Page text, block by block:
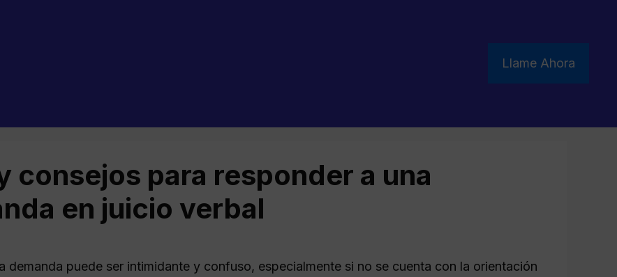
Llame Ahora
consejos para responder a una
en juicio verbal
demanda puede ser intimidante y confuso, especialmente si no se cuenta con la orientación